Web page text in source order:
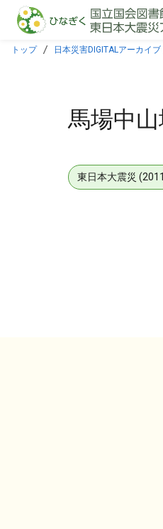
本文に飛ぶ
トップ 日本災害DIGITALアーカイ
馬場中山
東日本大震災